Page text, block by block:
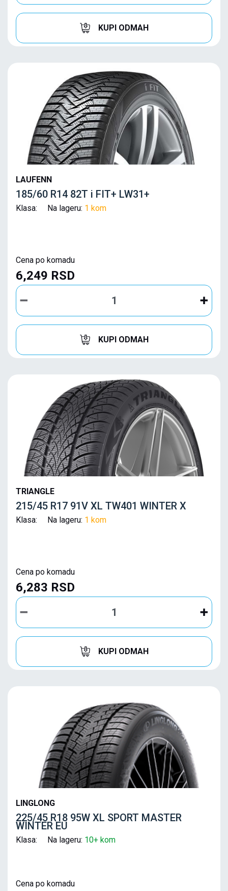
KUPI ODMAH
LAUFENN
185/60 R14 82T i FIT+ LW31+
Klasa: Na lageru: 1 kom
Cena po komadu
6,249 RSD
KUPI ODMAH
TRIANGLE
215/45 R17 91V XL TW401 WINTER X
Klasa: Na lageru: 1 kom
Cena po komadu
6,283 RSD
KUPI ODMAH
LINGLONG
225/45 R18 95W XL SPORT MASTER
WINTER EU
Klasa: Na lageru: 10+ kom
Cena po komadu